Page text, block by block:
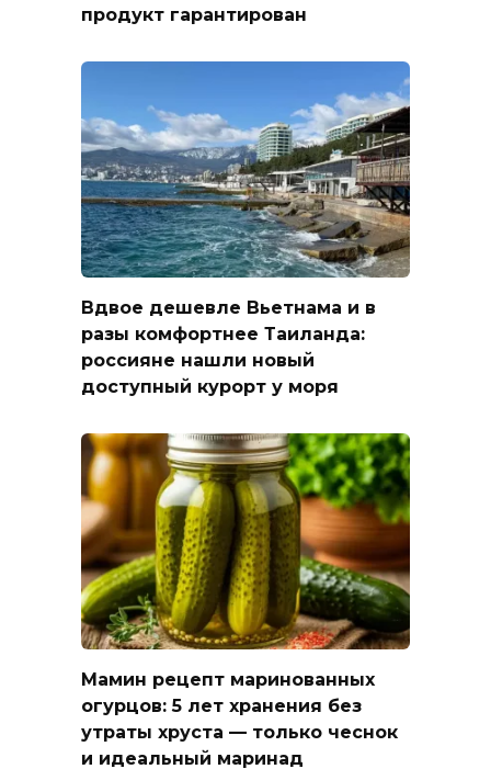
продукт гарантирован
Вдвое дешевле Вьетнама и в
разы комфортнее Таиланда:
россияне нашли новый
доступный курорт у моря
Мамин рецепт маринованных
огурцов: 5 лет хранения без
утраты хруста — только чеснок
и идеальный маринад